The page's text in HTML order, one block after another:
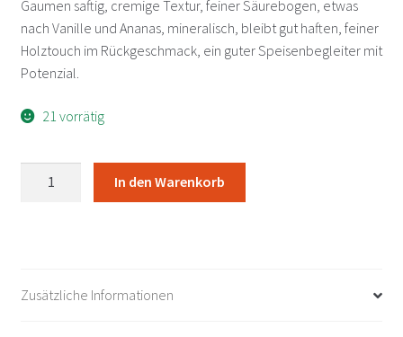
Gaumen saftig, cremige Textur, feiner Säurebogen, etwas
nach Vanille und Ananas, mineralisch, bleibt gut haften, feiner
Holztouch im Rückgeschmack, ein guter Speisenbegleiter mit
Potenzial.
21 vorrätig
In den Warenkorb
Zusätzliche Informationen